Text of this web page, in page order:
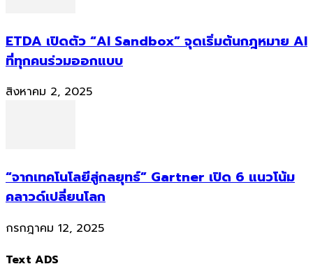
ETDA เปิดตัว “AI Sandbox” จุดเริ่มต้นกฎหมาย AI
ที่ทุกคนร่วมออกแบบ
สิงหาคม 2, 2025
“จากเทคโนโลยีสู่กลยุทธ์” Gartner เปิด 6 แนวโน้ม
คลาวด์เปลี่ยนโลก
กรกฎาคม 12, 2025
Text ADS